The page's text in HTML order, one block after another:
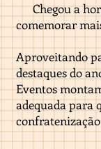
Chegou a
comemorar
Aproveitando
destaques do
Eventos
adequada para